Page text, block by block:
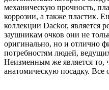
механическую прочность,
коррозии, а также пластик.
коллекции Dackor, является
заушникам очков они не
оригинально, но и отлично
потребностям людей,
Неизменным же является то,
анатомическую посадку.